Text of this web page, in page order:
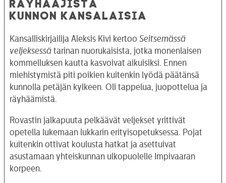
KUNNON KANSALAISIA
Kansalliskirjailija Aleksis Kivi kertoo Seitsemässä
veljeksessä tarinan nuorukaisista, jotka monenlaisen
kommelluksen kautta kasvoivat aikuisiksi. Ennen
miehistymistä piti poikien kuitenkin lyödä päätänsä
kunnolla petäjän kylkeen. Oli tappelua, juopottelua ja
räyhäämistä.
Rovastin jalkapuuta pelkäävät veljekset yrittivät
opetella lukemaan lukkarin erityisopetuksessa. Pojat
kuitenkin ottivat koulusta hatkat ja asettuivat
asustamaan yhteiskunnan ulkopuolelle Impivaaran
korpeen.